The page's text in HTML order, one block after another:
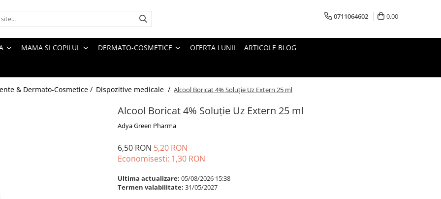
0711064602 0,00
MAMA SI COPILUL DERMATO-COSMETICE OFERTA LUNII ARTICOLE BLOG
& Dermato-Cosmetice / Dispozitive medicale / Alcool Boricat 4% Soluție Uz Extern 25 ml
Alcool Boricat 4% Soluție Uz Extern 25 ml
Adya Green Pharma
6,50 RON 5,20 RON
Economisesti: 1,30 RON
Ultima actualizare: 05/08/2026 15:38
Termen valabilitate: 31/05/2027